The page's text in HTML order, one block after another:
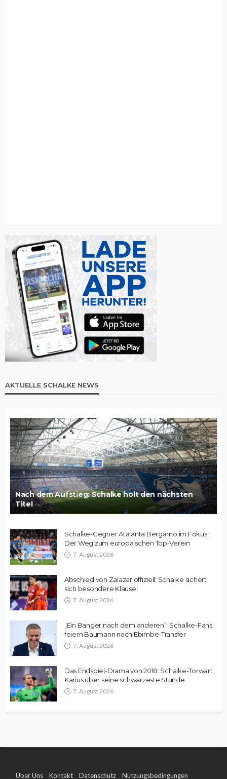
AKTUELLE SCHALKE NEWS
Nach dem Aufstieg: Schalke holt den nächsten
Titel
Schalke-Gegner Atalanta Bergamo im Fokus:
Der Weg zum europäischen Top-Verein
7. August 2026
Abschied von Zalazar offiziell: Schalke sichert
sich besondere Klausel
7. August 2026
„Ein Banger nach dem anderen“: Schalke-Fans
feiern Baumann nach Ebimbe-Transfer
7. August 2026
Das Endspiel-Drama von 2018: Schalke-Torwart
Karius über seine schwärzeste Stunde
7. August 2026
Über Uns Kontakt Datenschutz Nutzungsbedingungen